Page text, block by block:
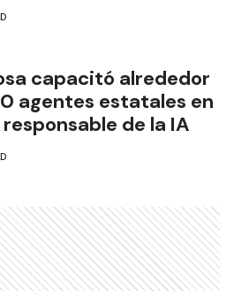
capacitó alrededor
agentes estatales en
responsable de la IA